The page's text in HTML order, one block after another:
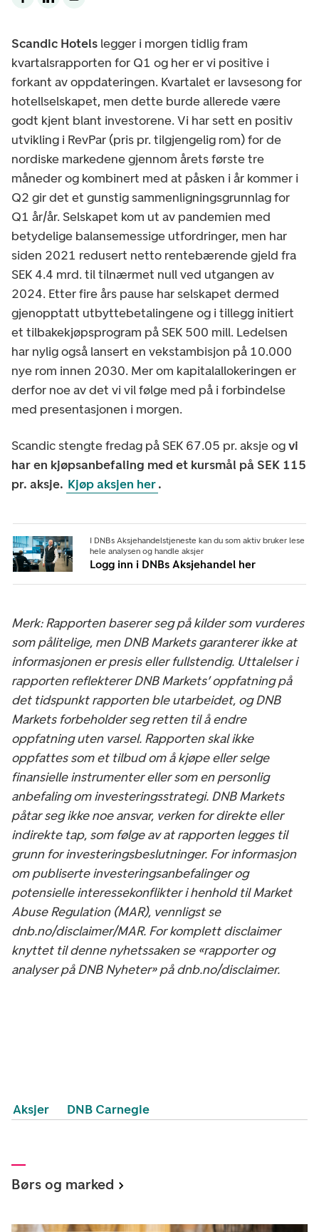
Scandic Hotels legger i morgen tidlig fram
kvartalsrapporten for Q1 og her er vi positive i
forkant av oppdateringen. Kvartalet er lavsesong for
hotellselskapet, men dette burde allerede være
godt kjent blant investorene. Vi har sett en positiv
utvikling i RevPar (pris pr. tilgjengelig rom) for de
nordiske markedene gjennom årets første tre
måneder og kombinert med at påsken i år kommer i
Q2 gir det et gunstig sammenligningsgrunnlag for
Q1 år/år. Selskapet kom ut av pandemien med
betydelige balansemessige utfordringer, men har
siden 2021 redusert netto rentebærende gjeld fra
SEK 4.4 mrd. til tilnærmet null ved utgangen av
2024. Etter fire års pause har selskapet dermed
gjenopptatt utbyttebetalingene og i tillegg initiert
et tilbakekjøpsprogram på SEK 500 mill. Ledelsen
har nylig også lansert en vekstambisjon på 10.000
nye rom innen 2030. Mer om kapitalallokeringen er
derfor noe av det vi vil følge med på i forbindelse
med presentasjonen i morgen.
Scandic stengte fredag på SEK 67.05 pr. aksje ogvi
har en kjøpsanbefaling med et kursmål på SEK 115
pr. aksje. Kjøp aksjen her.
I DNBs Aksjehandelstjeneste kan du som aktiv bruker lese
hele analysen og handle aksjer
Logg inn i DNBs Aksjehandel her
Merk: Rapporten baserer seg på kilder som vurderes
som pålitelige, men DNB Markets garanterer ikke at
informasjonen er presis eller fullstendig. Uttalelser i
rapporten reflekterer DNB Markets’ oppfatning på
det tidspunkt rapporten ble utarbeidet, og DNB
Markets forbeholder seg retten til å endre
oppfatning uten varsel. Rapporten skal ikke
oppfattes som et tilbud om å kjøpe eller selge
finansielle instrumenter eller som en personlig
anbefaling om investeringsstrategi. DNB Markets
påtar seg ikke noe ansvar, verken for direkte eller
indirekte tap, som følge av at rapporten legges til
grunn for investeringsbeslutninger. For informasjon
om publiserte investeringsanbefalinger og
potensielle interessekonflikter i henhold til Market
Abuse Regulation (MAR), vennligst se
dnb.no/disclaimer/MAR. For komplett disclaimer
knyttet til denne nyhetssaken se «rapporter og
analyser på DNB Nyheter» på dnb.no/disclaimer.
Aksjer DNB Carnegie
Børs og marked